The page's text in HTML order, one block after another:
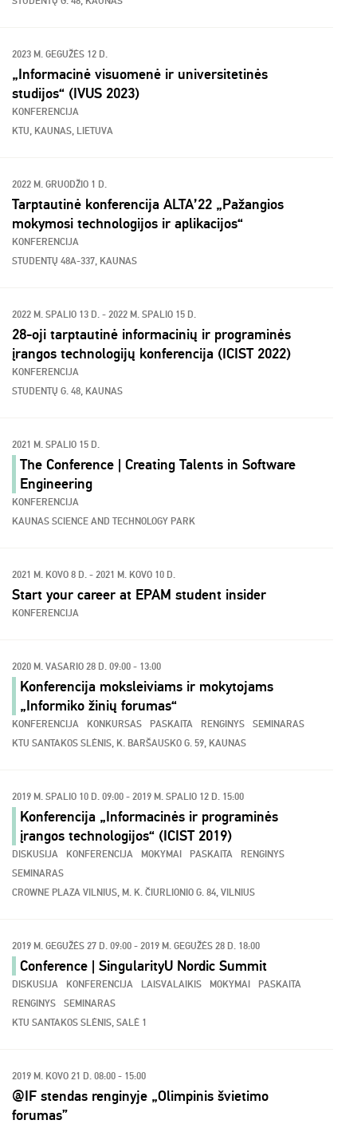
2023 M. GEGUŽĖS 12 D.
„Informacinė visuomenė ir universitetinės
studijos“ (IVUS 2023)
KONFERENCIJA
KTU, KAUNAS, LIETUVA
2022 M. GRUODŽIO 1 D.
Tarptautinė konferencija ALTA’22 „Pažangios
mokymosi technologijos ir aplikacijos“
KONFERENCIJA
STUDENTŲ 48A-337, KAUNAS
2022 M. SPALIO 13 D. - 2022 M. SPALIO 15 D.
28-oji tarptautinė informacinių ir programinės
įrangos technologijų konferencija (ICIST 2022)
KONFERENCIJA
STUDENTŲ G. 48, KAUNAS
2021 M. SPALIO 15 D.
The Conference | Creating Talents in Software
Engineering
KONFERENCIJA
KAUNAS SCIENCE AND TECHNOLOGY PARK
2021 M. KOVO 8 D. - 2021 M. KOVO 10 D.
Start your career at EPAM student insider
KONFERENCIJA
2020 M. VASARIO 28 D. 09:00 - 13:00
Konferencija moksleiviams ir mokytojams
„Informiko žinių forumas“
KONFERENCIJA KONKURSAS PASKAITA RENGINYS
SEMINARAS
KTU SANTAKOS SLĖNIS, K. BARŠAUSKO G. 59, KAUNAS
2019 M. SPALIO 10 D. 09:00 - 2019 M. SPALIO 12 D. 15:00
Konferencija „Informacinės ir programinės
įrangos technologijos“ (ICIST 2019)
DISKUSIJA KONFERENCIJA MOKYMAI PASKAITA
RENGINYS
SEMINARAS
CROWNE PLAZA VILNIUS, M. K. ČIURLIONIO G. 84, VILNIUS
2019 M. GEGUŽĖS 27 D. 09:00 - 2019 M. GEGUŽĖS 28 D. 18:00
Conference | SingularityU Nordic Summit
DISKUSIJA KONFERENCIJA LAISVALAIKIS MOKYMAI
PASKAITA
RENGINYS
SEMINARAS
KTU SANTAKOS SLĖNIS, SALĖ 1
2019 M. KOVO 21 D. 08:00 - 15:00
@IF stendas renginyje „Olimpinis švietimo
forumas”